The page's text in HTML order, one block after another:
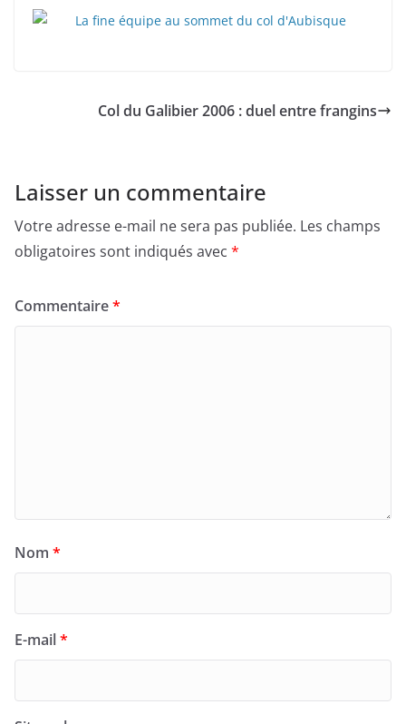
Col du Galibier 2006 : duel entre frangins
Laisser un commentaire
Votre adresse e-mail ne sera pas publiée. Les champs
obligatoires sont indiqués avec *
Commentaire*
Nom *
E-mail*